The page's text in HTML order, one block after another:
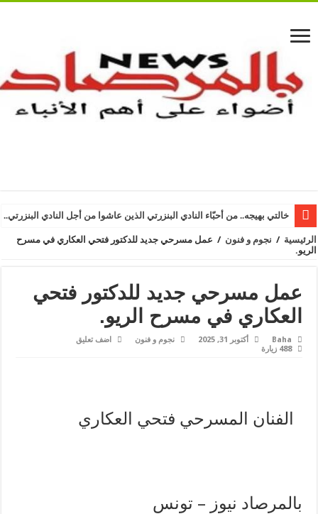
خالتي بهيجه.. من أحبّاء النادي البنزرتي الذين عاشوا من أجل النادي
الرئيسية / نجوم و فنون / عمل مسرحي جديد للدكتور فتحي العكاري في مسرح
الريو.
عمل مسرحي جديد للدكتور فتحي
العكاري في مسرح الريو.
Baha أكتوبر 31, 2025 نجوم و فنون
اضف تعليق
488 زيارة
الفنان المسرحي فتحي العكاري
بالمرصاد نيوز – تونس